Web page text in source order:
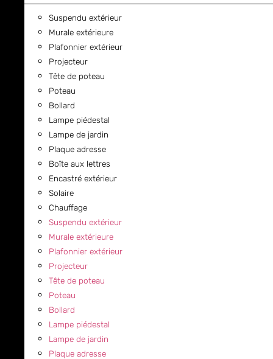
Suspendu extérieur
Murale extérieure
Plafonnier extérieur
Projecteur
Tête de poteau
Poteau
Bollard
Lampe piédestal
Lampe de jardin
Plaque adresse
Boîte aux lettres
Encastré extérieur
Solaire
Chauffage
Suspendu extérieur
Murale extérieure
Plafonnier extérieur
Projecteur
Tête de poteau
Poteau
Bollard
Lampe piédestal
Lampe de jardin
Plaque adresse